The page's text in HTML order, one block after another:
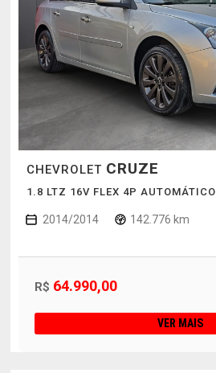
CHEVROLET CRUZE
1.8 LTZ 16V FLEX 4P AUTOMÁTICO
2014/2014 142.776 km
R$ 64.990,00
VER MAIS